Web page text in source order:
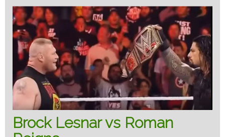
Brock Lesnar vs Roman